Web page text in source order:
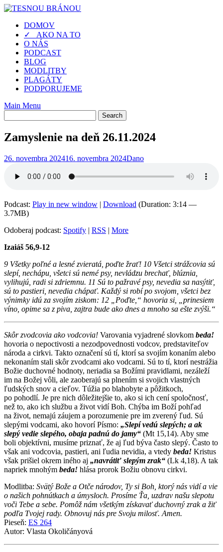
Skip
contentDOMOV
✓ AKO NA TO
O NÁS
PODCAST
BLOG
MODLITBY
PLAGÁTY
PODPORUJEME
Main Menu
Zamyslenie na deň 26.11.2024
26. novembra 202416. novembra 2024Dano
Podcast: Play in new window | Download (Duration: 3:14 —
3.7MB)
Odoberaj podcast: Spotify | RSS | More
Izaiáš 56,9-12
9 Všetky poľné a lesné zvieratá, poďte žrať! 10 Všetci strážcovia sú
slepí, nechápu, všetci sú nemé psy, nevládzu brechať, blúznia,
vylihujú, radi si zdriemnu. 11 Sú to pažravé psy, nevedia sa nasýtiť,
sú to pastieri, nevedia chápať. Každý si robí po svojom, všetci bez
výnimky idú za svojím ziskom: 12 „Poďte,“ hovoria si, „prinesiem
víno, opime sa z piva, zajtra bude ako dnes a mnoho sa ešte zvýši.“
Skôr zvodcovia ako vodcovia! Varovania vyjadrené slovkom beda!
hovoria o nepoctivosti a nezodpovednosti vodcov, predstaviteľov
národa a cirkvi. Takto označení sú tí, ktorí sa svojím konaním alebo
nekonaním stali skôr zvodcami ako vodcami. Sú to tí, ktorí nestrážia
Božie duchovné hodnoty, neriadia sa Božími pravidlami, nezáleží
im na Božej vôli, ale zaoberajú sa plnením si svojich vlastných
ľudských snov a cieľov. Túžia po blahobyte a pôžitkoch,
po pohodlí. Je pre nich dôležitejšie to, ako si ich cení spoločnosť,
než to, ako ich službu a život vidí Boh. Chýba im Boží pohľad
na život, nemajú záujem a porozumenie pre im zverený ľud. Sú
slepými vodcami, ako hovorí Písmo: „Slepí vedú slepých; a ak
slepý vedie slepého, obaja padnú do jamy“ (Mt 15,14). Aby sme
boli objektívni, musíme priznať, že aj ľud býva často slepý. Často to
však ani vodcovia, pastieri, ani ľudia nevidia, a vtedy beda! Kristus
však prišiel okrem iného aj „navrátiť slepým zrak“ (Lk 4,18). A tak
napriek mnohým beda! hlása prorok Božiu obnovu cirkvi.
Modlitba: Svätý Bože a Otče národov, Ty si Boh, ktorý nás vidí a vie
o našich pohnútkach a úmysloch. Prosíme Ťa, uzdrav našu slepotu
voči Tebe a sebe. Pomôž nám všetkým získavať duchovný zrak a žiť
podľa Tvojej rady. Obnovuj nás pre Svoju milosť. Amen.
Pieseň: ES 264
Autor: Vlasta Okoličányová